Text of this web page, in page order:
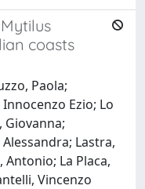
coasts
Paola;
Ezio; Lo
Giovanna;
Lastra,
La Placa,
Vincenzo